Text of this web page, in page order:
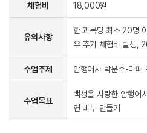
체험비 18,000원
유의사항
한 과목당 최소 20명
우 추가 체험비 발생,
수업주제 암행어사 박문수-마패
수업목표
백성을 사랑한 암행어
연 비누 만들기